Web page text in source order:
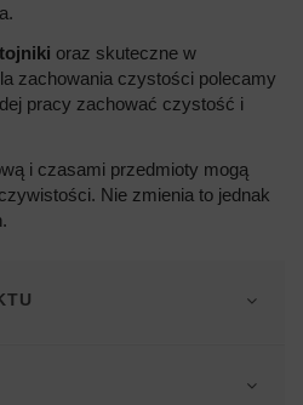
oraz skuteczne w
zachowania czystości polecamy
pracy zachować czystość i
i czasami przedmioty mogą
Nie zmienia to jednak